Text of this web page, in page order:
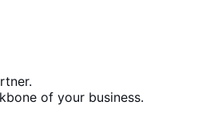
of your business.